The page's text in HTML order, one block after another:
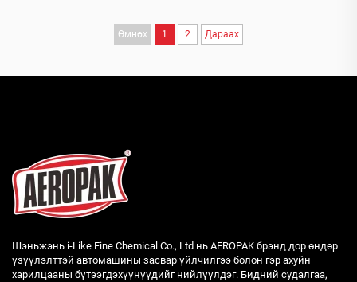
Өмнөх 1 2 Дараах
Шэньжэнь i-Like Fine Chemical Co., Ltd нь AEROPAK брэнд дор өндөр
үзүүлэлттэй автомашины засвар үйлчилгээ болон гэр ахуйн
харилцааны бүтээгдэхүүнүүдийг нийлүүлдэг. Бидний судалгаа,